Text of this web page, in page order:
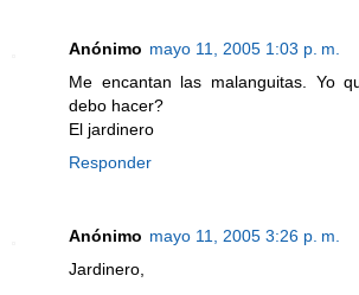
Anónimo mayo 11, 2005 1:03 p. m.
Me encantan las malanguitas. Yo
debo hacer?
El jardinero
Responder
Anónimo mayo 11, 2005 3:26 p. m.
Jardinero,